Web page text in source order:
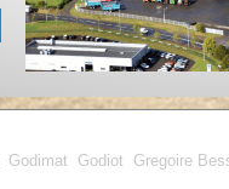
Godimat Godiot Gregoire